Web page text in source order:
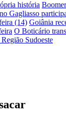
história
Gagliasso
(14) Goiânia
O Boticário
Sudoeste